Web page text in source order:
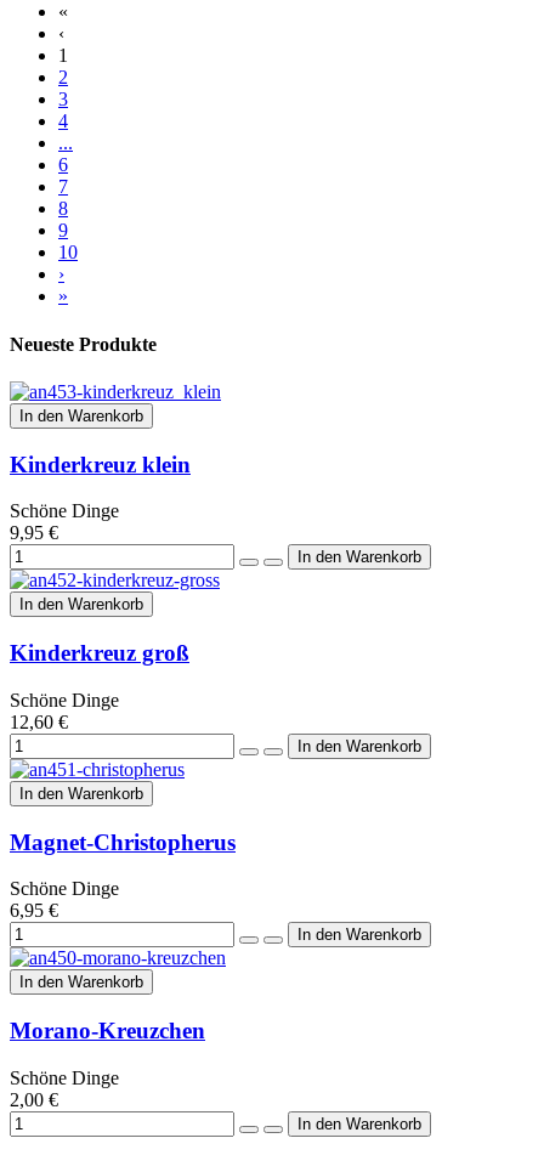
«
‹
1
2
3
4
...
6
7
8
9
10
›
»
Neueste Produkte
In den Warenkorb
Kinderkreuz klein
Schöne Dinge
9,95 €
In den Warenkorb
Kinderkreuz groß
Schöne Dinge
12,60 €
In den Warenkorb
Magnet-Christopherus
Schöne Dinge
6,95 €
In den Warenkorb
Morano-Kreuzchen
Schöne Dinge
2,00 €